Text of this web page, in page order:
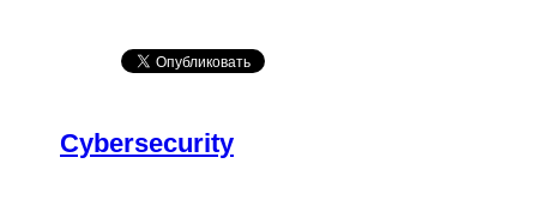
Cybersecurity